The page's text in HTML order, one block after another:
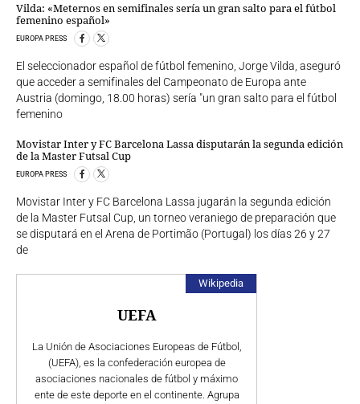
Vilda: «Meternos en semifinales sería un gran salto para el fútbol
femenino español»
EUROPA PRESS
El seleccionador español de fútbol femenino, Jorge Vilda, aseguró
que acceder a semifinales del Campeonato de Europa ante
Austria (domingo, 18.00 horas) sería "un gran salto para el fútbol
femenino
Movistar Inter y FC Barcelona Lassa disputarán la segunda edición
de la Master Futsal Cup
EUROPA PRESS
Movistar Inter y FC Barcelona Lassa jugarán la segunda edición
de la Master Futsal Cup, un torneo veraniego de preparación que
se disputará en el Arena de Portimão (Portugal) los días 26 y 27
de
Wikipedia
UEFA
La Unión de Asociaciones Europeas de Fútbol​,​
(UEFA), es la confederación europea de
asociaciones nacionales de fútbol y máximo
ente de este deporte en el continente. Agrupa